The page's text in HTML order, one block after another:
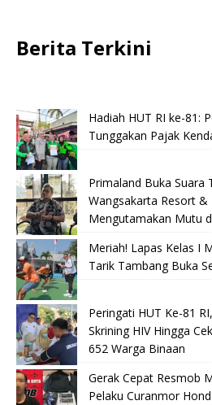
Berita Terkini
Hadiah HUT RI ke-81:
Tunggakan Pajak
Primaland Buka Suara
Wangsakarta Resort &
Mengutamakan Mutu
Meriah! Lapas Kelas I
Tarik Tambang Buka
Peringati HUT Ke-81
Skrining HIV Hingga
652 Warga Binaan
Gerak Cepat Resmob
Pelaku Curanmor